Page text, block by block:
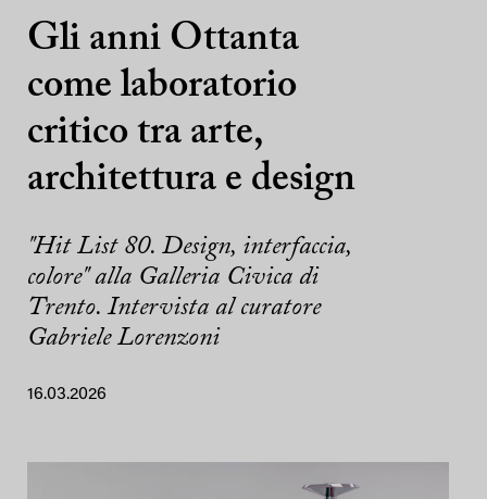
Gli anni Ottanta
come laboratorio
critico tra arte,
architettura e design
"Hit List 80. Design, interfaccia,
colore" alla Galleria Civica di
Trento. Intervista al curatore
Gabriele Lorenzoni
16.03.2026